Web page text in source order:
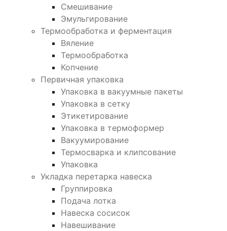
Смешивание
Эмульгирование
Термообработка и ферментация
Вяление
Термообработка
Копчение
Первичная упаковка
Упаковка в вакуумные пакеты
Упаковка в сетку
Этикетирование
Упаковка в термоформер
Вакуумирование
Термосварка и клипсование
Упаковка
Укладка перетарка навеска
Группировка
Подача лотка
Навеска сосисок
Навешивание